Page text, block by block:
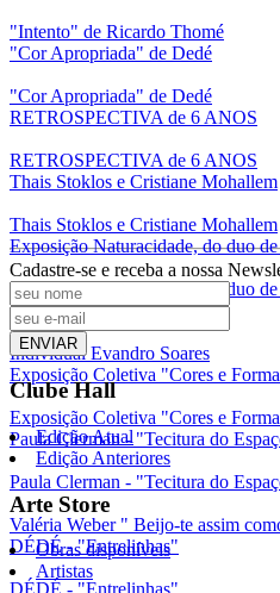
"Intento" de Ricardo Thomé
"Cor Apropriada" de Dedé
"Cor Apropriada" de Dedé
RETROSPECTIVA de 6 ANOS
RETROSPECTIVA de 6 ANOS
Thais Stoklos e Cristiane Mohallem
Thais Stoklos e Cristiane Mohallem
Exposição Naturacidade, do duo
Exposição Naturacidade, do duo
Individual Evandro Soares
Individual Evandro Soares
Exposição Coletiva "Cores e
Exposição Coletiva "Cores e
Paula Clerman - "Tecitura do
Paula Clerman - "Tecitura do
Valéria Weber " Beijo-te assim
DÉDÉ - "Entrelinhas"
DÉDÉ - "Entrelinhas"
Cadastre-se e receba a nossa
ENVIAR
Clube Hall
Edição Atual
Edição Anteriores
Arte Store
Obras disponíveis
Artistas